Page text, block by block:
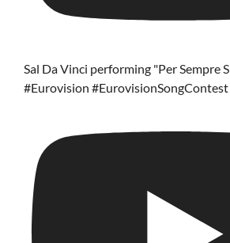
Sal Da Vinci performing "Per Sempre
#Eurovision